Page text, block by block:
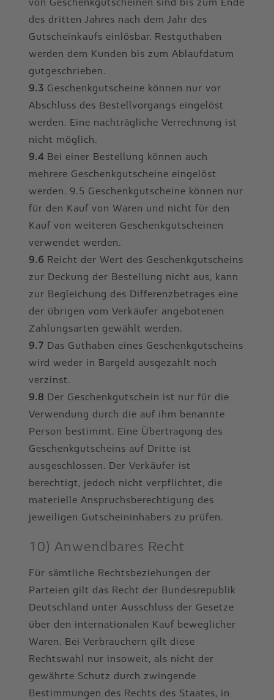
des dritten Jahres nach dem Jahr des
Gutscheinkaufs einlösbar. Restguthaben
werden dem Kunden bis zum Ablaufdatum
gutgeschrieben.
9.3 Geschenkgutscheine können nur vor
Abschluss des Bestellvorgangs eingelöst
werden. Eine nachträgliche Verrechnung ist
nicht möglich.
9.4 Bei einer Bestellung können auch
mehrere Geschenkgutscheine eingelöst
werden. 9.5 Geschenkgutscheine können nur
für den Kauf von Waren und nicht für den
Kauf von weiteren Geschenkgutscheinen
verwendet werden.
9.6 Reicht der Wert des Geschenkgutscheins
zur Deckung der Bestellung nicht aus, kann
zur Begleichung des Differenzbetrages eine
der übrigen vom Verkäufer angebotenen
Zahlungsarten gewählt werden.
9.7 Das Guthaben eines Geschenkgutscheins
wird weder in Bargeld ausgezahlt noch
verzinst.
9.8 Der Geschenkgutschein ist nur für die
Verwendung durch die auf ihm benannte
Person bestimmt. Eine Übertragung des
Geschenkgutscheins auf Dritte ist
ausgeschlossen. Der Verkäufer ist
berechtigt, jedoch nicht verpflichtet, die
materielle Anspruchsberechtigung des
jeweiligen Gutscheininhabers zu prüfen.
10) Anwendbares Recht
Für sämtliche Rechtsbeziehungen der
Parteien gilt das Recht der Bundesrepublik
Deutschland unter Ausschluss der Gesetze
über den internationalen Kauf beweglicher
Waren. Bei Verbrauchern gilt diese
Rechtswahl nur insoweit, als nicht der
gewährte Schutz durch zwingende
Bestimmungen des Rechts des Staates, in